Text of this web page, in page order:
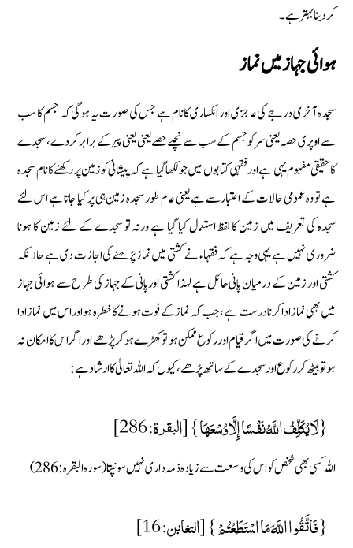
کردینا بہتر ہے۔
ہوائی جہاز میں نماز
سجدہ آخری درجے کی عاجزی اور انکساری کا نام ہے جس کی صورت یہ ہوگی کہ جسم کا سب
سے اوپری حصہ یعنی سر کو جسم‌ کے سب سے نچلے حصے یعنی یعنی پیر کے برابر کردے ، سجدے
کا حقیقی مفہوم یہی ہے اور فقہی کتابوں میں جو لکھا گیا ہے کہ پیشانی کو زمین پر رکھنے کا نام سجدہ
ہے تو وہ عمومی حالات کے اعتبار سے ہے یعنی عام طور سجدہ زمین ہی پر کیا جاتا ہے اس لئے
سجدہ کی تعریف میں زمین کا لفظ استعمال کیا گیا ہے ورنہ تو سجدے کے لئے زمین کا ہونا
ضروری نہیں ہے یہی وجہ ہے کہ فقہاء نے کشتی میں نماز پڑھنے کی اجازت دی ہے حالانکہ
کشتی اور زمین کے درمیان پانی حائل ہے لہذا کشتی اورپانی کے جہاز کی طرح سے ہوائی جہاز
میں بھی نمازاداکرنا درست ہے، جب کہ نماز کے فوت ہونے کاخطرہ ہو اوراس میں نمازادا
کرنے کی صورت میں اگر قیام اوررکوع ممکن ہو تو کھڑے ہوکر پڑھے اوراگر اس کا امکان نہ
ہوتو بیٹھ کر رکوع اور سجدے کے ساتھ پڑھے ، کیوں کہ اللہ تعالیٰ کاارشاد ہے:
{لَا يُكَلِّفُ اللَّهُ نَفْسًا إِلَّا وُسْعَهَا} [البقرة: 286]
اللہ کسی بھی شخص کو اس کی وسعت سے زیادہ ذمہ داری نہیں سونپتا (سورہ البقرہ:286)
{ فَاتَّقُوا اللَّهَ مَا اسْتَطَعْتُمْ} [التغابن: 16]